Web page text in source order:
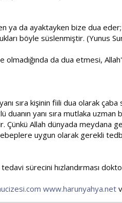
da ayaktayken bize dua eder;
böyle süslenmiştir. (Yunus
olmadığında da dua etmesi,
sıra kişinin fiili dua olarak
yanı sıra mutlaka
Çünkü Allah dünyada meydana
uygun olarak gerekli
sürecini hızlandırması
www.harunyahya.net